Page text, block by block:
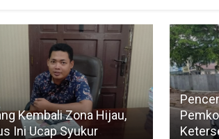
Kembali Zona Hijau,
Ini Ucap Syukur